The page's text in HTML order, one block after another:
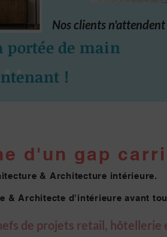
Nos clients
portée de main
!
d'un gap
& Architecture intérieure.
& Architecte d'intérieure avant
de projets retail, hôtellerie